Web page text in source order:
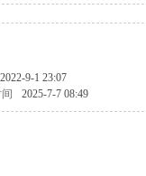
2022-9-1 23:07
2025-7-7 08:49